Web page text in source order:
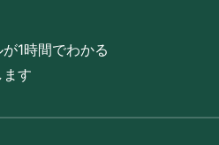
1時間でわかる
す